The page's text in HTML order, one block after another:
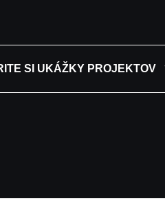
SI UKÁŽKY PROJEKTOV